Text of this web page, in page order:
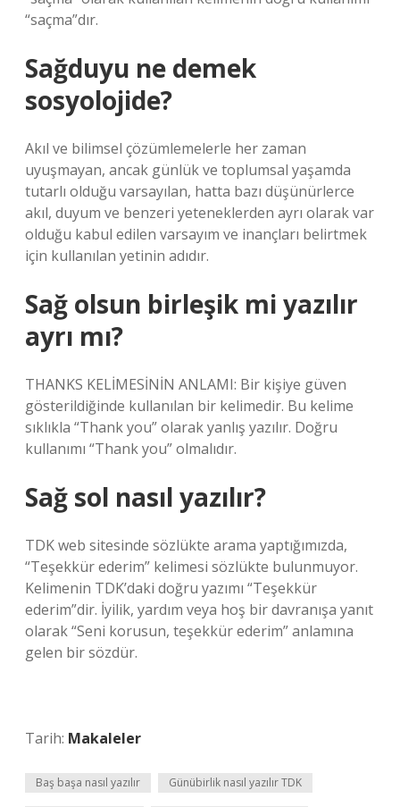
“saçma”dır.
Sağduyu ne demek
sosyolojide?
Akıl ve bilimsel çözümlemelerle her zaman
uyuşmayan, ancak günlük ve toplumsal yaşamda
tutarlı olduğu varsayılan, hatta bazı düşünürlerce
akıl, duyum ve benzeri yeteneklerden ayrı olarak var
olduğu kabul edilen varsayım ve inançları belirtmek
için kullanılan yetinin adıdır.
Sağ olsun birleşik mi yazılır
ayrı mı?
THANKS KELİMESİNİN ANLAMI: Bir kişiye güven
gösterildiğinde kullanılan bir kelimedir. Bu kelime
sıklıkla “Thank you” olarak yanlış yazılır. Doğru
kullanımı “Thank you” olmalıdır.
Sağ sol nasıl yazılır?
TDK web sitesinde sözlükte arama yaptığımızda,
“Teşekkür ederim” kelimesi sözlükte bulunmuyor.
Kelimenin TDK’daki doğru yazımı “Teşekkür
ederim”dir. İyilik, yardım veya hoş bir davranışa yanıt
olarak “Seni korusun, teşekkür ederim” anlamına
gelen bir sözdür.
Tarih: Makaleler
Baş başa nasıl yazılır Günübirlik nasıl yazılır TDK